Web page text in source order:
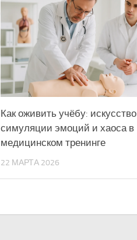
Как оживить учёбу: искусство
симуляции эмоций и хаоса в
медицинском тренинге
22 МАРТА 2026